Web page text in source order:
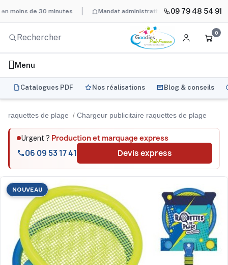
de 30 minutes Mandat administratif & Chorus Pro BAT
09 79 48 54 91
0
Menu
Catalogues PDF Nos réalisations Blog & conseils
raquettes de plage Chargeur publicitaire raquettes de plage
Urgent ? Production et marquage express
06 09 53 17 41 Devis express
NOUVEAU